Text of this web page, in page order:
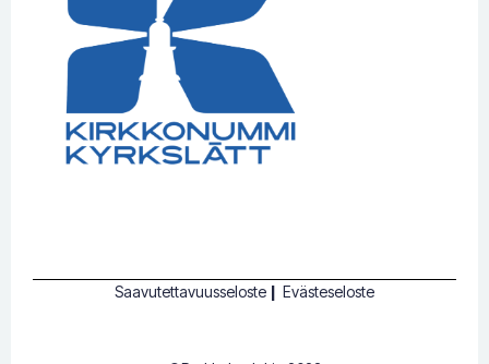
Saavutettavuusseloste Evästeseloste